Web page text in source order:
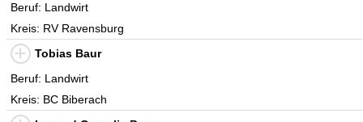
Beruf: Landwirt
Kreis: RV Ravensburg
Tobias Baur
Beruf: Landwirt
Kreis: BC Biberach